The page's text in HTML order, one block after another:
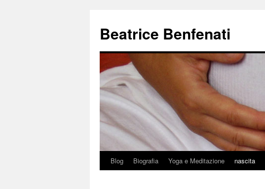
Beatrice Benfenati
VaiBlog Biografia Yoga e Meditazione nascita